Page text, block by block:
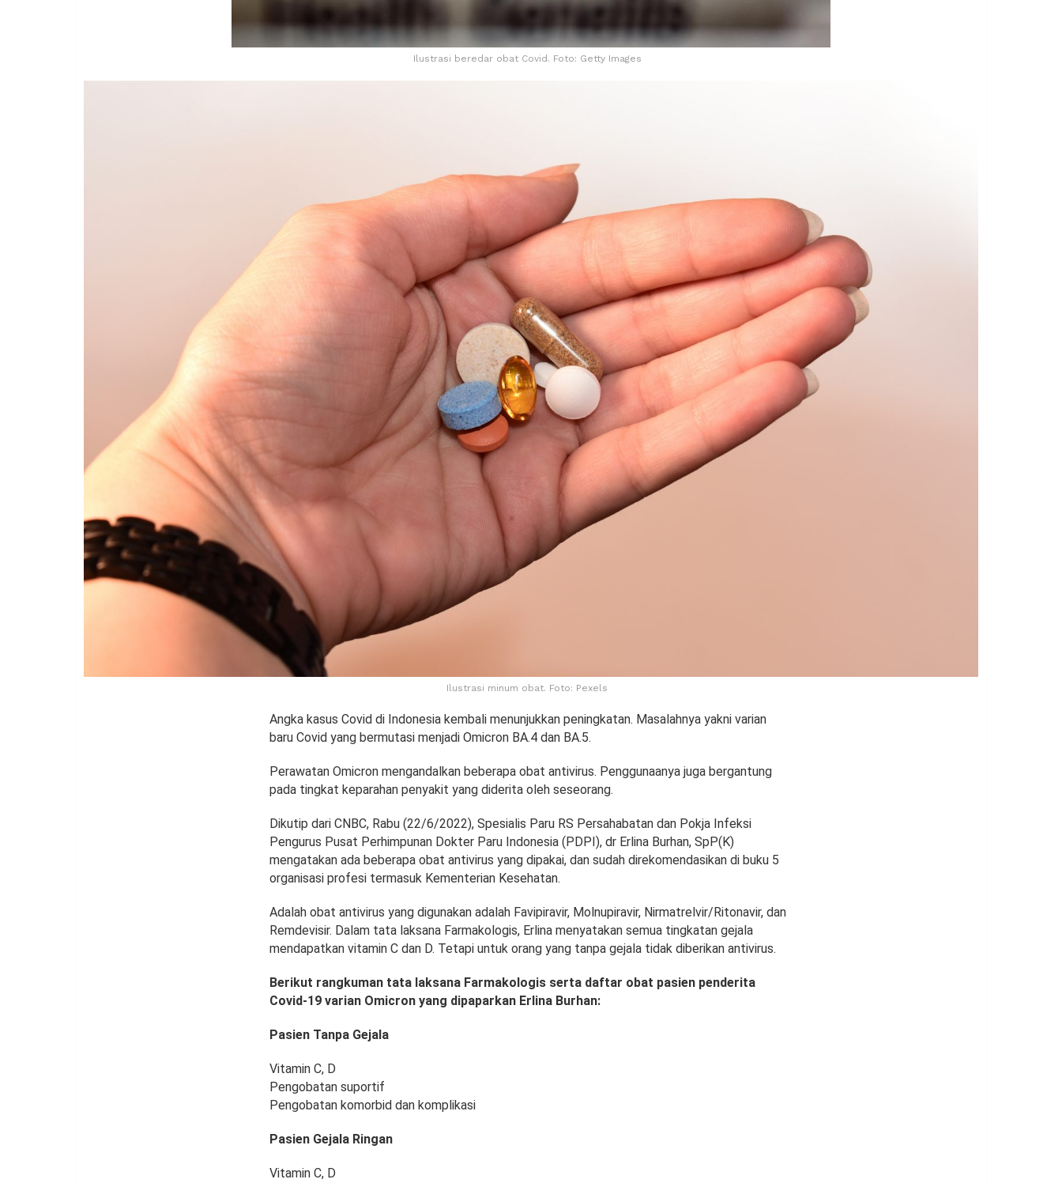
Ilustrasi beredar obat Covid. Foto: Getty Images
Ilustrasi minum obat. Foto: Pexels
Angka kasus Covid di Indonesia kembali menunjukkan peningkatan. Masalahnya yakni varian
baru Covid yang bermutasi menjadi Omicron BA.4 dan BA.5.
Perawatan Omicron mengandalkan beberapa obat antivirus. Penggunaanya juga bergantung
pada tingkat keparahan penyakit yang diderita oleh seseorang.
Dikutip dari CNBC, Rabu (22/6/2022), Spesialis Paru RS Persahabatan dan Pokja Infeksi
Pengurus Pusat Perhimpunan Dokter Paru Indonesia (PDPI), dr Erlina Burhan, SpP(K)
mengatakan ada beberapa obat antivirus yang dipakai, dan sudah direkomendasikan di buku 5
organisasi profesi termasuk Kementerian Kesehatan.
Adalah obat antivirus yang digunakan adalah Favipiravir, Molnupiravir, Nirmatrelvir/Ritonavir, dan
Remdevisir. Dalam tata laksana Farmakologis, Erlina menyatakan semua tingkatan gejala
mendapatkan vitamin C dan D. Tetapi untuk orang yang tanpa gejala tidak diberikan antivirus.
Berikut rangkuman tata laksana Farmakologis serta daftar obat pasien penderita
Covid-19 varian Omicron yang dipaparkan Erlina Burhan:
Pasien Tanpa Gejala
Vitamin C, D
Pengobatan suportif
Pengobatan komorbid dan komplikasi
Pasien Gejala Ringan
Vitamin C, D